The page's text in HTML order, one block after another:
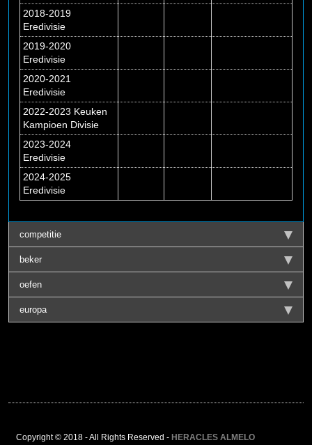
2018-2019
Eredivisie
2019-2020
Eredivisie
2020-2021
Eredivisie
2022-2023 Keuken
Kampioen Divisie
2023-2024
Eredivisie
2024-2025
Eredivisie
competitie
beker
oefen
europa
Copyright © 2018 - All Rights Reserved - HERACLES ALMELO